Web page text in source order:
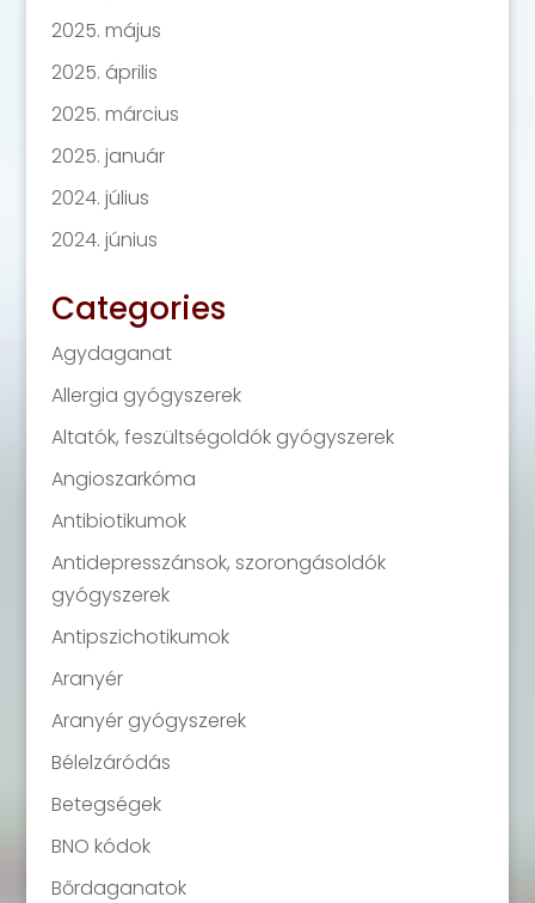
2025. május
2025. április
2025. március
2025. január
2024. július
2024. június
Categories
Agydaganat
Allergia gyógyszerek
Altatók, feszültségoldók gyógyszerek
Angioszarkóma
Antibiotikumok
Antidepresszánsok, szorongásoldók
gyógyszerek
Antipszichotikumok
Aranyér
Aranyér gyógyszerek
Bélelzáródás
Betegségek
BNO kódok
Bőrdaganatok